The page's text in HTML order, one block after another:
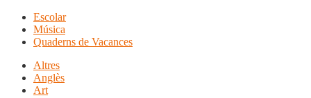
Escolar
Música
Quaderns de Vacances
Altres
Anglès
Art